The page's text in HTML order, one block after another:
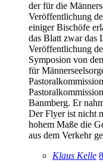
der für die
Veröffentlichung
einiger Bischöfe
das Blatt zwar das
Veröffentlichung
Symposion von
für
Banmberg. Er
Der Flyer ist nicht
hohem Maße die
aus dem Verkehr
Klaus Kelle